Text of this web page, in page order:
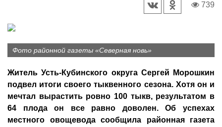
739
Фото районной газеты «Северная новь»
Житель Усть-Кубинского округа Сергей Морошкин
подвел итоги своего тыквенного сезона. Хотя он и
мечтал вырастить ровно 100 тыкв, результатом в
64 плода он все равно доволен. Об успехах
местного овощевода сообщила районная газета